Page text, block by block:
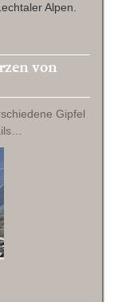
Alpen.
von
Gipfel